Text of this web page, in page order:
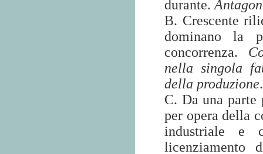
durante.
B. Crescente
dominano la
concorrenza.
nella singola
della produzione.
C. Da una parte
per opera della
industriale e
licenziamento